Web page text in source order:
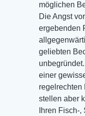
möglichen
Die Angst
ergebenden
geliebten
einer
regelrechten
stellen aber
Ihren Fisch-